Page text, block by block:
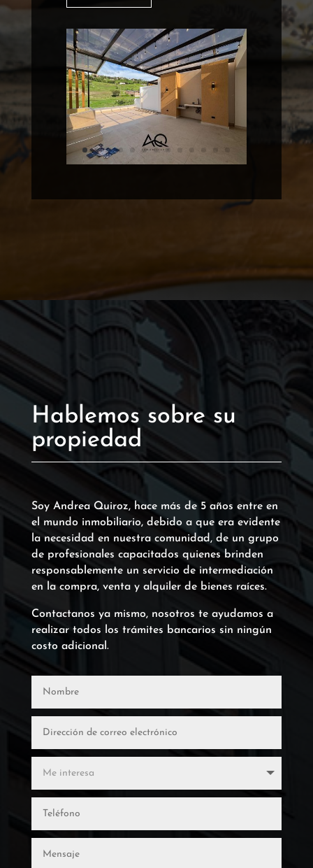
Hablemos sobre su
propiedad
Soy Andrea Quiroz, hace más de 5 años entre en
el mundo inmobiliario, debido a que era evidente
la necesidad en nuestra comunidad, de un grupo
de profesionales capacitados quienes brinden
responsablemente un servicio de intermediación
en la compra, venta y alquiler de bienes raíces.
Contactanos ya mismo, nosotros te ayudamos a
realizar todos los trámites bancarios sin ningún
costo adicional.